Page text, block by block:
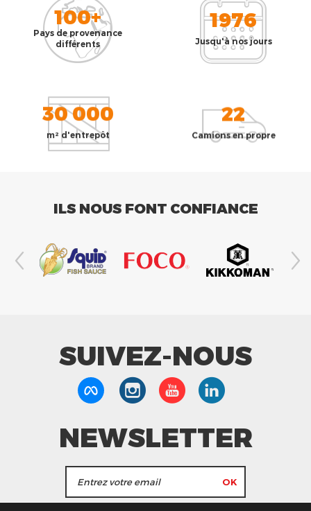
100+
Pays de provenance
différents
1976
Jusqu'à nos jours
30 000
m² d'entrepôt
22
Camions en propre
ILS NOUS FONT CONFIANCE
SUIVEZ-NOUS
NEWSLETTER